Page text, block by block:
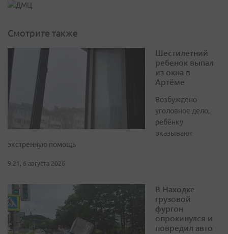
Смотрите также
Шестилетний
ребенок выпал
из окна в
Артёме
Возбуждено
уголовное дело,
ребёнку
оказывают
экстренную помощь
9:21, 6 августа 2026
В Находке
грузовой
фургон
опрокинулся и
повредил авто